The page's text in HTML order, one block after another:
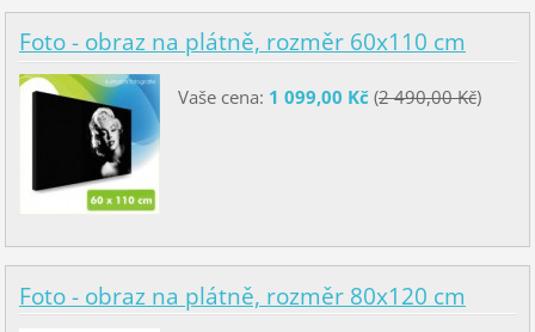
Foto - obraz na plátně, rozměr 60x110 cm
Vaše cena: 1 099,00 Kč(2 490,00 Kč)
Foto - obraz na plátně, rozměr 80x120 cm